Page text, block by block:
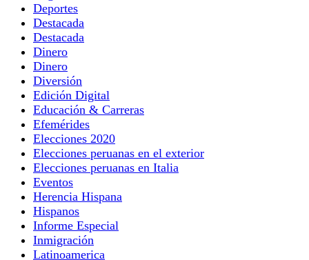
Deportes
Destacada
Destacada
Dinero
Dinero
Diversión
Edición Digital
Educación & Carreras
Efemérides
Elecciones 2020
Elecciones peruanas en el exterior
Elecciones peruanas en Italia
Eventos
Herencia Hispana
Hispanos
Informe Especial
Inmigración
Latinoamerica